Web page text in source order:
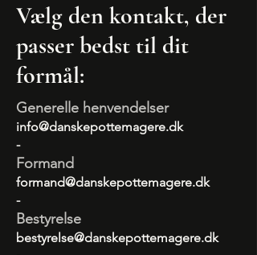
Vælg den kontakt, der
passer bedst til dit
formål:
Generelle henvendelser
info@danskepottemagere.dk
​-
Formand
formand@danskepottemagere.dk
​-
Bestyrelse
bestyrelse@danskepottemagere.dk